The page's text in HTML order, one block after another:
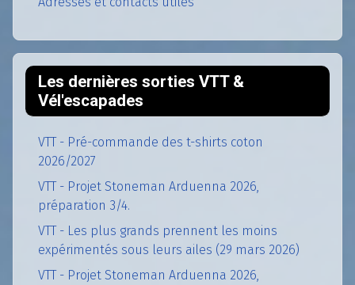
Les dernières sorties VTT &
Vél'escapades
VTT - Pré-commande des t-shirts coton
2026/2027
VTT - Projet Stoneman Arduenna 2026,
préparation 3/4.
VTT - Les plus grands prennent les moins
expérimentés sous leurs ailes (29 mars 2026)
VTT - Projet Stoneman Arduenna 2026,